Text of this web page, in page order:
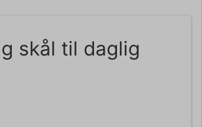
skål til daglig